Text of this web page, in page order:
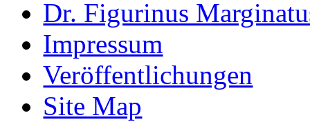
Dr. Figurinus
Impressum
Veröffentlichungen
Site Map